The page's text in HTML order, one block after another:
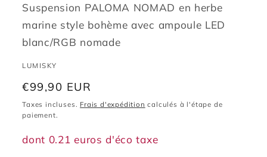
fenêtre
modale
Suspension PALOMA NOMAD en herbe
marine style bohème avec ampoule LED
blanc/RGB nomade
LUMISKY
Prix
habituel
€99,90 EUR
Taxes incluses. Frais d'expédition calculés à l'étape de
paiement.
dont 0.21 euros d'éco taxe